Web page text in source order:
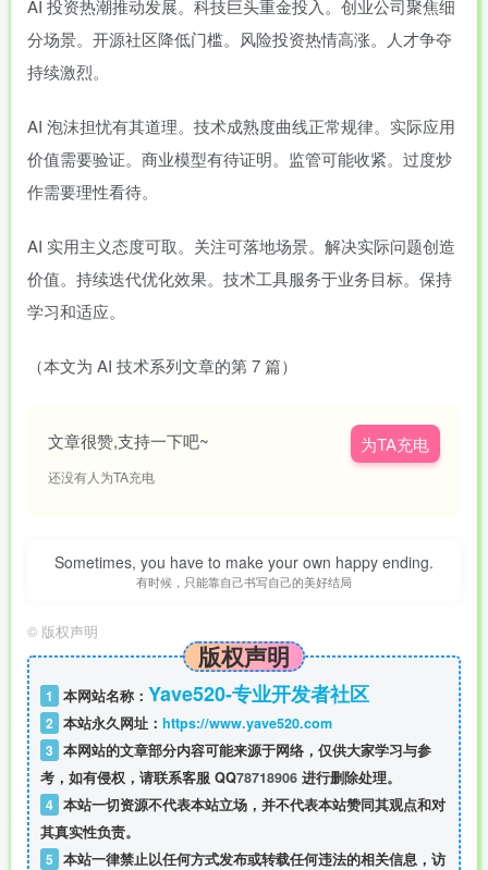
AI 投资热潮推动发展。科技巨头重金投入。创业公司聚焦细
分场景。开源社区降低门槛。风险投资热情高涨。人才争夺
持续激烈。
AI 泡沫担忧有其道理。技术成熟度曲线正常规律。实际应用
价值需要验证。商业模型有待证明。监管可能收紧。过度炒
作需要理性看待。
AI 实用主义态度可取。关注可落地场景。解决实际问题创造
价值。持续迭代优化效果。技术工具服务于业务目标。保持
学习和适应。
（本文为 AI 技术系列文章的第 7 篇）
文章很赞,支持一下吧~
还没有人为TA充电
为TA充电
Sometimes, you have to make your own happy ending.
有时候，只能靠自己书写自己的美好结局
© 版权声明
版权声明
1 本网站名称： Yave520-专业开发者社区
2 本站永久网址： https://www.yave520.com
3 本网站的文章部分内容可能来源于网络，仅供大家学习与参
考，如有侵权，请联系客服 QQ78718906 进行删除处理。
4 本站一切资源不代表本站立场，并不代表本站赞同其观点和对
其真实性负责。
5 本站一律禁止以任何方式发布或转载任何违法的相关信息，访